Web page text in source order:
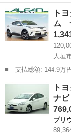
名： トヨタ ■ 車種
Ｖ ブルートゥース
量： 1500...
岐阜 大垣市
ト
ム
大垣
■ 支払総額: 144.9万円 ■ 車両本体価格： 1,341,000 円 ■ メーカ
ー名： トヨタ ■ 車
突被害軽減システ
ルーズコ...
岐阜 大垣市
ト
ナ
プリ